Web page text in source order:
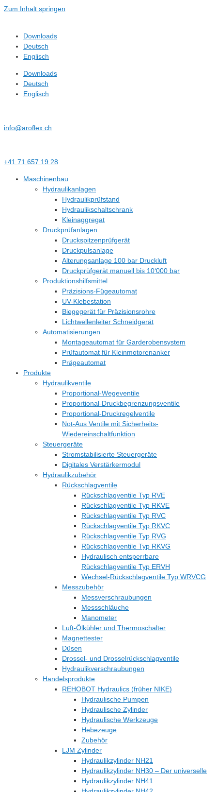
Zum Inhalt springen
Downloads
Deutsch
Englisch
Downloads
Deutsch
Englisch
info@aroflex.ch
+41 71 657 19 28
Maschinenbau
Hydraulikanlagen
Hydraulikprüfstand
Hydraulikschaltschrank
Kleinaggregat
Druckprüfanlagen
Druckspitzenprüfgerät
Druckpulsanlage
Alterungsanlage 100 bar Druckluft
Druckprüfgerät manuell bis 10‘000 bar
Produktionshilfsmittel
Präzisions-Fügeautomat
UV-Klebestation
Biegegerät für Präzisionsrohre
Lichtwellenleiter Schneidgerät
Automatisierungen
Montageautomat für Garderobensystem
Prüfautomat für Kleinmotorenanker
Prägeautomat
Produkte
Hydraulikventile
Proportional-Wegeventile
Proportional-Druckbegrenzungsventile
Proportional-Druckregelventile
Not-Aus Ventile mit Sicherheits-
Wiedereinschaltfunktion
Steuergeräte
Stromstabilisierte Steuergeräte
Digitales Verstärkermodul
Hydraulikzubehör
Rückschlagventile
Rückschlagventile Typ RVE
Rückschlagventile Typ RKVE
Rückschlagventile Typ RVC
Rückschlagventile Typ RKVC
Rückschlagventile Typ RVG
Rückschlagventile Typ RKVG
Hydraulisch entsperrbare
Rückschlagventile Typ ERVH
Wechsel-Rückschlagventile Typ WRVCG
Messzubehör
Messverschraubungen
Messschläuche
Manometer
Luft-Ölkühler und Thermoschalter
Magnettester
Düsen
Drossel- und Drosselrückschlagventile
Hydraulikverschraubungen
Handelsprodukte
REHOBOT Hydraulics (früher NIKE)
Hydraulische Pumpen
Hydraulische Zylinder
Hydraulische Werkzeuge
Hebezeuge
Zubehör
LJM Zylinder
Hydraulikzylinder NH21
Hydraulikzylinder NH30 – Der universelle
Hydraulikzylinder NH41